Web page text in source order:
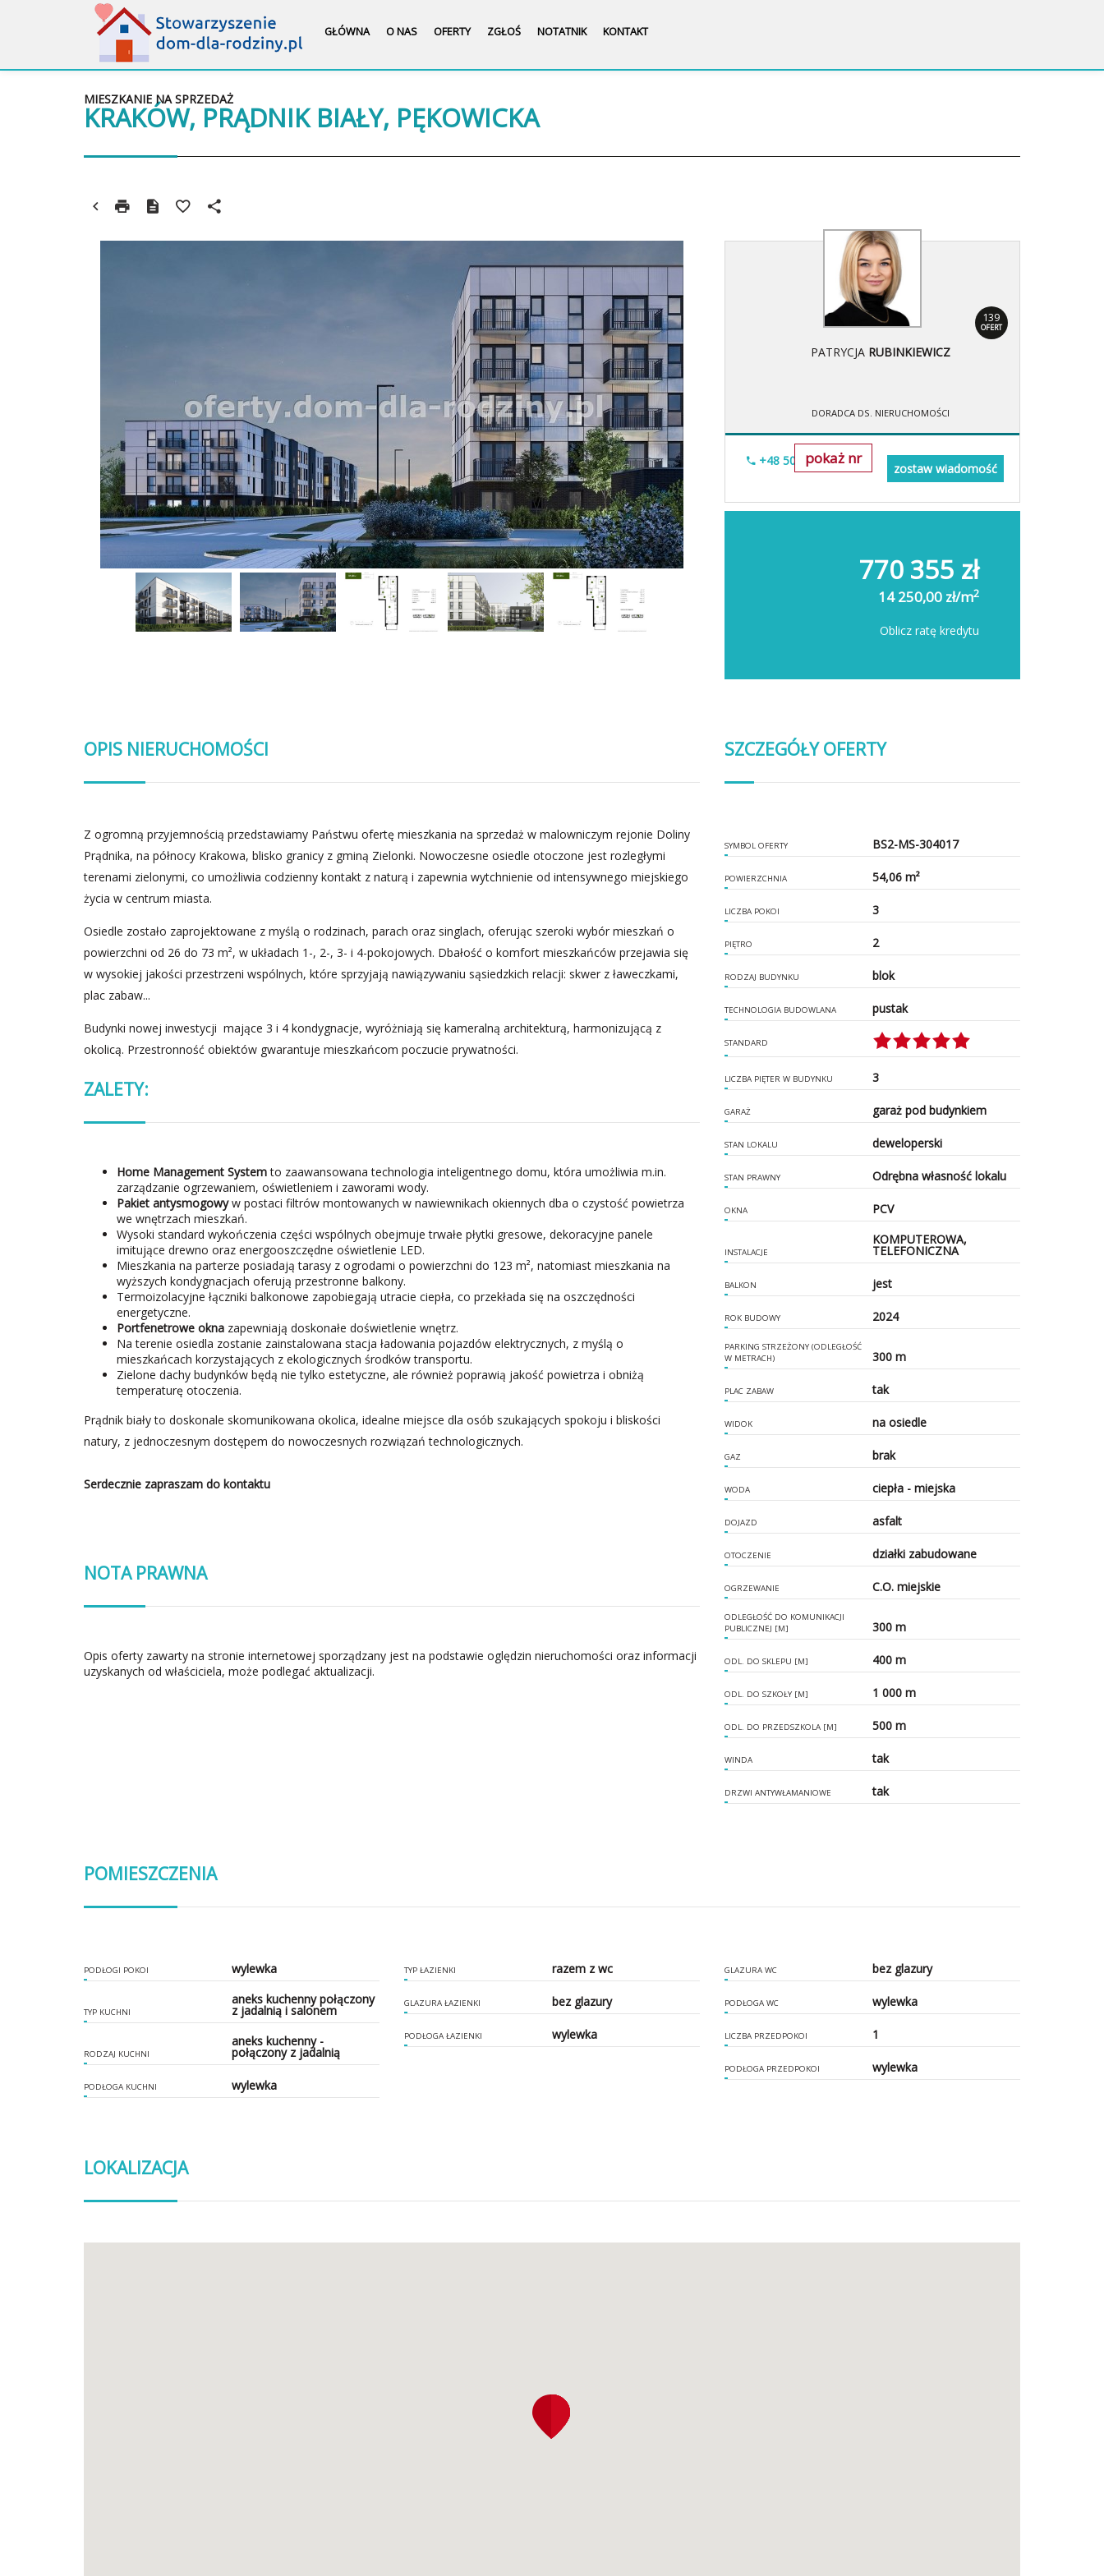
GŁÓWNA O NAS OFERTY ZGŁOŚ NOTATNIK KONTAKT
KRAKÓW, PRĄDNIK BIAŁY, PĘKOWICKA
MIESZKANIE NA SPRZEDAŻ
139
OFERT
PATRYCJA RUBINKIEWICZ
DORADCA DS. NIERUCHOMOŚCI
pokaż nr
+48 505-236-943
zostaw wiadomość
770 355 zł
14 250,00 zł/m2
Oblicz ratę kredytu
OPIS NIERUCHOMOŚCI
Z ogromną przyjemnością przedstawiamy Państwu ofertę mieszkania na sprzedaż w malowniczym rejonie Doliny
Prądnika, na północy Krakowa, blisko granicy z gminą Zielonki. Nowoczesne osiedle otoczone jest rozległymi
terenami zielonymi, co umożliwia codzienny kontakt z naturą i zapewnia wytchnienie od intensywnego miejskiego
życia w centrum miasta.
Osiedle zostało zaprojektowane z myślą o rodzinach, parach oraz singlach, oferując szeroki wybór mieszkań o
powierzchni od 26 do 73 m², w układach 1-, 2-, 3- i 4-pokojowych. Dbałość o komfort mieszkańców przejawia się
w wysokiej jakości przestrzeni wspólnych, które sprzyjają nawiązywaniu sąsiedzkich relacji: skwer z ławeczkami,
plac zabaw...
Budynki nowej inwestycji mające 3 i 4 kondygnacje, wyróżniają się kameralną architekturą, harmonizującą z
okolicą. Przestronność obiektów gwarantuje mieszkańcom poczucie prywatności.
ZALETY:
Home Management Systemto zaawansowana technologia inteligentnego domu, która umożliwia m.in.
zarządzanie ogrzewaniem, oświetleniem i zaworami wody.
Pakiet antysmogowyw postaci filtrów montowanych w nawiewnikach okiennych dba o czystość powietrza
we wnętrzach mieszkań.
Wysoki standard wykończenia części wspólnych obejmuje trwałe płytki gresowe, dekoracyjne panele
imitujące drewno oraz energooszczędne oświetlenie LED.
Mieszkania na parterze posiadają tarasy z ogrodami o powierzchni do 123 m², natomiast mieszkania na
wyższych kondygnacjach oferują przestronne balkony.
Termoizolacyjne łączniki balkonowe zapobiegają utracie ciepła, co przekłada się na oszczędności
energetyczne.
Portfenetrowe okna zapewniają doskonałe doświetlenie wnętrz.
Na terenie osiedla zostanie zainstalowana stacja ładowania pojazdów elektrycznych, z myślą o
mieszkańcach korzystających z ekologicznych środków transportu.
Zielone dachy budynków będą nie tylko estetyczne, ale również poprawią jakość powietrza i obniżą
temperaturę otoczenia.
Prądnik biały to doskonale skomunikowana okolica, idealne miejsce dla osób szukających spokoju i bliskości
natury, z jednoczesnym dostępem do nowoczesnych rozwiązań technologicznych.
Serdecznie zapraszam do kontaktu
NOTA PRAWNA
Opis oferty zawarty na stronie internetowej sporządzany jest na podstawie oględzin nieruchomości oraz informacji
uzyskanych od właściciela, może podlegać aktualizacji.
SZCZEGÓŁY OFERTY
SYMBOL OFERTY BS2-MS-304017
POWIERZCHNIA 54,06 m²
LICZBA POKOI 3
PIĘTRO 2
RODZAJ BUDYNKU blok
TECHNOLOGIA BUDOWLANA pustak
STANDARD
LICZBA PIĘTER W BUDYNKU 3
GARAŻ garaż pod budynkiem
STAN LOKALU deweloperski
STAN PRAWNY Odrębna własność lokalu
OKNA PCV
INSTALACJE
KOMPUTEROWA,
TELEFONICZNA
BALKON jest
ROK BUDOWY 2024
PARKING STRZEŻONY (ODLEGŁOŚĆ
W METRACH)
300 m
PLAC ZABAW tak
WIDOK na osiedle
GAZ brak
WODA ciepła - miejska
DOJAZD asfalt
OTOCZENIE działki zabudowane
OGRZEWANIE C.O. miejskie
ODLEGŁOŚĆ DO KOMUNIKACJI
PUBLICZNEJ [M]
300 m
ODL. DO SKLEPU [M] 400 m
ODL. DO SZKOŁY [M] 1 000 m
ODL. DO PRZEDSZKOLA [M] 500 m
WINDA tak
DRZWI ANTYWŁAMANIOWE tak
POMIESZCZENIA
PODŁOGI POKOI wylewka
TYP KUCHNI
aneks kuchenny połączony
z jadalnią i salonem
RODZAJ KUCHNI
aneks kuchenny -
połączony z jadalnią
PODŁOGA KUCHNI wylewka
TYP ŁAZIENKI razem z wc
GLAZURA ŁAZIENKI bez glazury
PODŁOGA ŁAZIENKI wylewka
GLAZURA WC bez glazury
PODŁOGA WC wylewka
LICZBA PRZEDPOKOI 1
PODŁOGA PRZEDPOKOI wylewka
LOKALIZACJA